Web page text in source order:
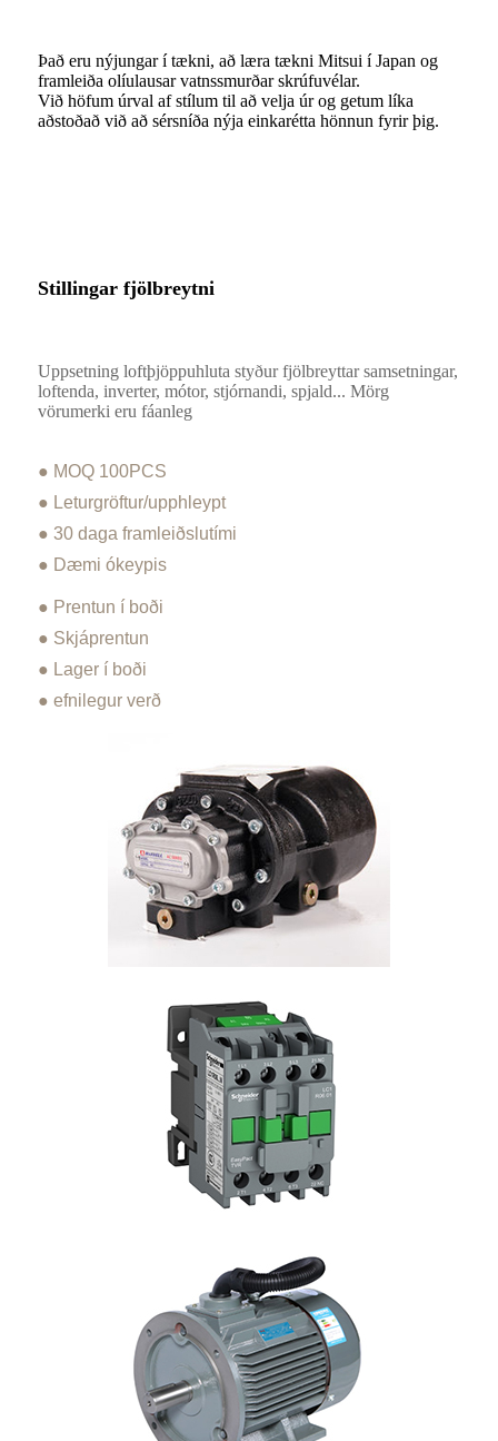
Það eru nýjungar í tækni, að læra tækni Mitsui í Japan og
framleiða olíulausar vatnssmurðar skrúfuvélar.
Við höfum úrval af stílum til að velja úr og getum líka
aðstoðað við að sérsníða nýja einkarétta hönnun fyrir þig.
Stillingar fjölbreytni
Uppsetning loftþjöppuhluta styður fjölbreyttar samsetningar,
loftenda, inverter, mótor, stjórnandi, spjald... Mörg
vörumerki eru fáanleg
● MOQ 100PCS
● Leturgröftur/upphleypt
● 30 daga framleiðslutími
● Dæmi ókeypis
● Prentun í boði
● Skjáprentun
● Lager í boði
● efnilegur verð